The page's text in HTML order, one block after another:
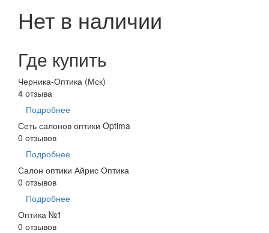
Нет в наличии
Где купить
Черника-Оптика (Мск)
4 отзыва
Подробнее
Сеть салонов оптики Optima
0 отзывов
Подробнее
Салон оптики Айрис Оптика
0 отзывов
Подробнее
Оптика №1
0 отзывов